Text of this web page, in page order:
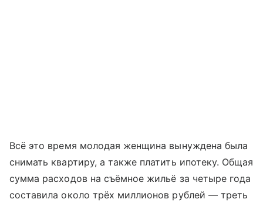
Всё это время молодая женщина вынуждена была
снимать квартиру, а также платить ипотеку. Общая
сумма расходов на съёмное жильё за четыре года
составила около трёх миллионов рублей — треть